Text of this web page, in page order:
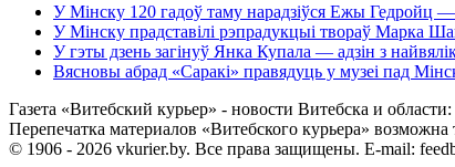
У Мінску 120 гадоў таму нарадзіўся Ежы Гедройц —
У Мінску прадставілі рэпрадукцыі твораў Марка
У гэты дзень загінуў Янка Купала — адзін з
Вясновы абрад «Саракі» правядуць у музеі пад
Газета «Витебский курьер» - новости Витебска и
Перепечатка материалов «Витебского курьера»
© 1906 - 2026 vkurier.by. Все права защищены. E-mail: